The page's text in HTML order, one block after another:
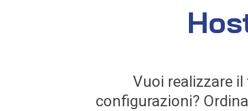
Vuoi realizzare
configurazioni?